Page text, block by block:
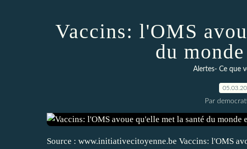
Vaccins: l'OMS
du
Alertes- Ce que
Par
Source : www.initiativecitoyenne.be Vaccins: l'OMS